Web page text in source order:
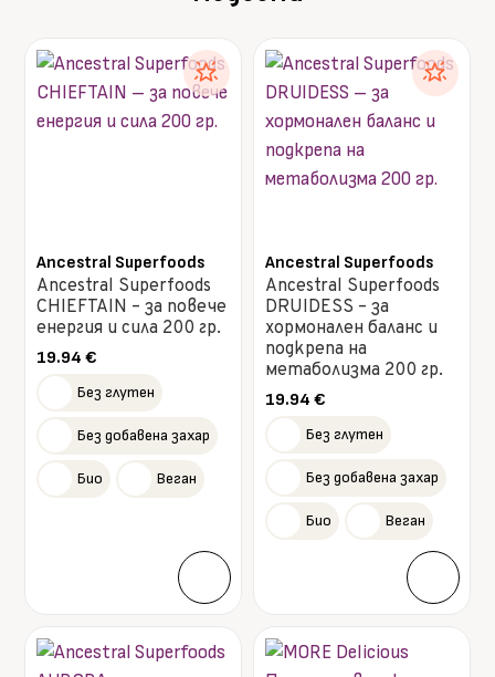
Ancestral Superfoods
Ancestral Superfoods
CHIEFTAIN – за повече
енергия и сила 200 гр.
19.94€
Без глутен
Без добавена захар
Био Веган
Ancestral Superfoods
Ancestral Superfoods
DRUIDESS – за
хормонален баланс и
подкрепа на
метаболизма 200 гр.
19.94 €
Без глутен
Без добавена захар
Био Веган